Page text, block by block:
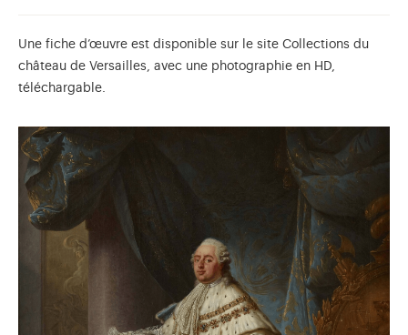
Une fiche d’œuvre est disponible sur le site Collections du
château de Versailles, avec une photographie en HD,
téléchargable.